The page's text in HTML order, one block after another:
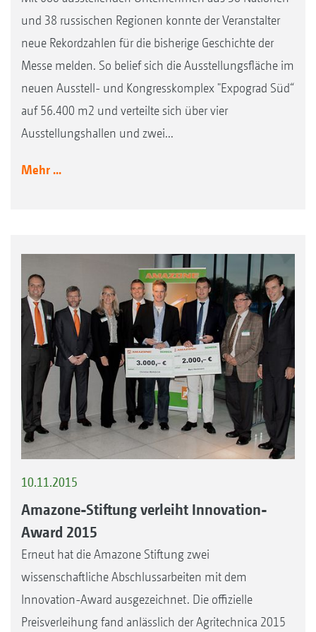
und 38 russischen Regionen konnte der Veranstalter
neue Rekordzahlen für die bisherige Geschichte der
Messe melden. So belief sich die Ausstellungsfläche im
neuen Ausstell- und Kongresskomplex "Expograd Süd“
auf 56.400 m2 und verteilte sich über vier
Ausstellungshallen und zwei...
Mehr ...
10.11.2015
Amazone-Stiftung verleiht Innovation-
Award 2015
Erneut hat die Amazone Stiftung zwei
wissenschaftliche Abschlussarbeiten mit dem
Innovation-Award ausgezeichnet. Die offizielle
Preisverleihung fand anlässlich der Agritechnica 2015